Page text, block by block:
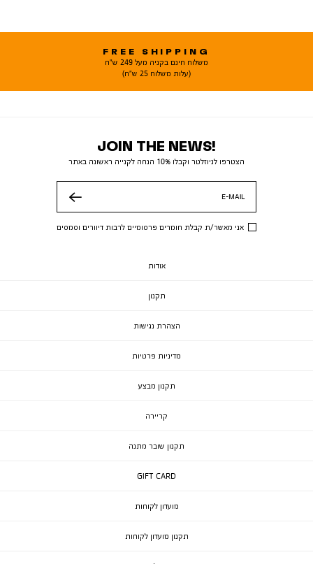
FREE SHIPPING
משלוח חינם בקניה מעל 249 ש"ח
(עלות משלוח 25 ש"ח)
JOIN THE NEWS!
הצטרפו לניוזלטר וקבלו 10% הנחה לקנייה ראשונה באתר
E-MAIL
אני מאשר/ת קבלת חומרים פרסומיים לרבות דיוורים וסמסים
אודות
תקנון
הצהרת נגישות
מדיניות פרטיות
תקנון מבצע
קריירה
תקנון שובר מתנה
GIFT CARD
מועדון לקוחות
תקנון מועדון לקוחות